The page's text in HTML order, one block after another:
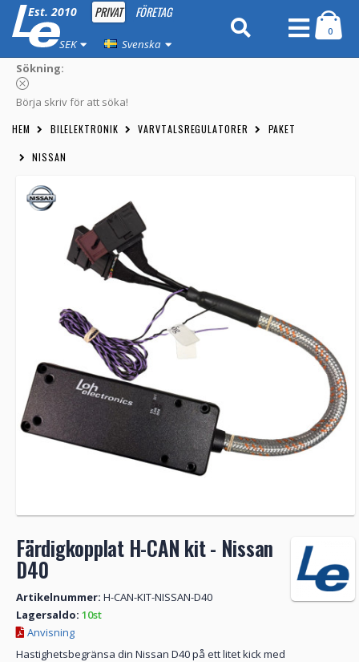
Est. 2010 PRIVAT FÖRETAG
SEK Svenska
0
Sökning:
Börja skriv för att söka!
HEM BILELEKTRONIK VARVTALSREGULATORER PAKET
NISSAN
Färdigkopplat H-CAN kit - Nissan
D40
Artikelnummer: H-CAN-KIT-NISSAN-D40
Lagersaldo: 10st
Anvisning
Hastighetsbegränsa din Nissan D40 på ett litet kick med